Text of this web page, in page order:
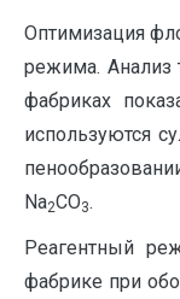
Оптимизация
режима. Анализ
фабриках
используются
Na2CO3.
Реагентный
фабрике при